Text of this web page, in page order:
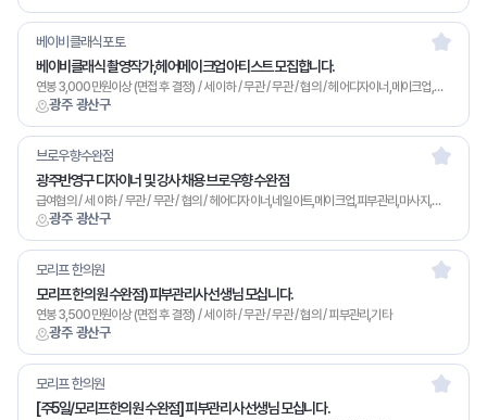
광주 광산구
베이비클래식포토
베이비클래식 촬영작가,헤어메이크업 아티스트 모집합니다.
연봉 3,000만원이상 (면접 후 결정) / 세 이하 / 무관 / 무관 / 협의 / 헤어디자이너,메이크업,기타
광주 광산구
브로우향수완점
광주반영구 디자이너 및 강사 채용 브로우향 수완점
급여협의 / 세 이하 / 무관 / 무관 / 협의 / 헤어디자이너,네일아트,메이크업,피부관리,마사지,기타
광주 광산구
모리프 한의원
모리프 한의원 수완점) 피부관리사 선생님 모십니다.
연봉 3,500만원이상 (면접 후 결정) / 세 이하 / 무관 / 무관 / 협의 / 피부관리,기타
모리프 한의원
[주5일/모리프한의원 수완점] 피부관리사 선생님 모십니다.